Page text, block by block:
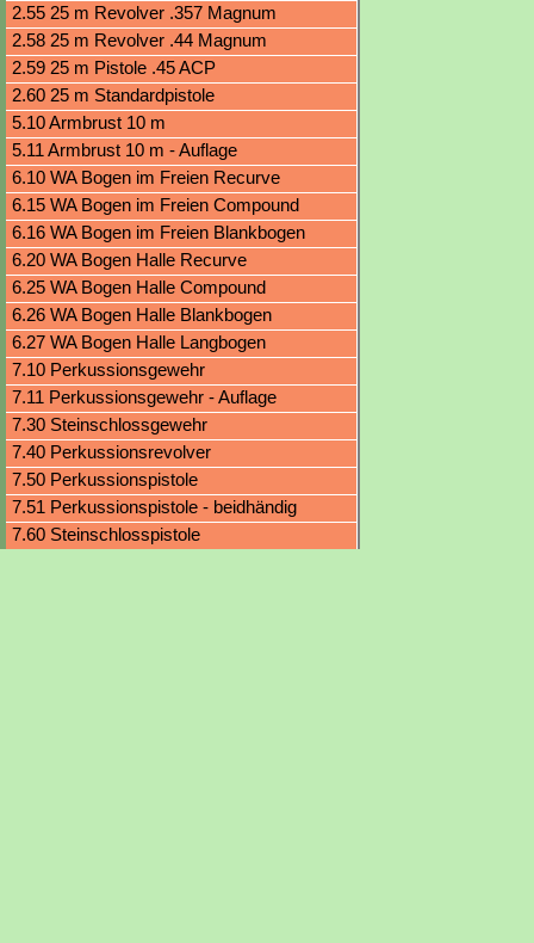
2.55 25 m Revolver .357 Magnum
2.58 25 m Revolver .44 Magnum
2.59 25 m Pistole .45 ACP
2.60 25 m Standardpistole
5.10 Armbrust 10 m
5.11 Armbrust 10 m - Auflage
6.10 WA Bogen im Freien Recurve
6.15 WA Bogen im Freien Compound
6.16 WA Bogen im Freien Blankbogen
6.20 WA Bogen Halle Recurve
6.25 WA Bogen Halle Compound
6.26 WA Bogen Halle Blankbogen
6.27 WA Bogen Halle Langbogen
7.10 Perkussionsgewehr
7.11 Perkussionsgewehr - Auflage
7.30 Steinschlossgewehr
7.40 Perkussionsrevolver
7.50 Perkussionspistole
7.51 Perkussionspistole - beidhändig
7.60 Steinschlosspistole